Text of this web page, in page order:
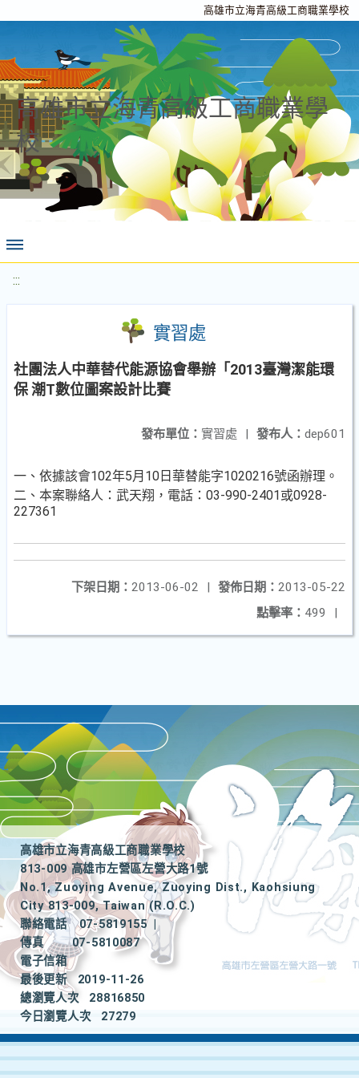
高雄市立海青高級工商職業學校
高雄市立海青高級工商職業學
校
:::
實習處
社團法人中華替代能源協會舉辦「2013臺灣潔能環
保 潮T數位圖案設計比賽
發布人： dep601
發布單位： 實習處 |
一、依據該會102年5月10日華替能字1020216號函辦理。
二、本案聯絡人：武天翔，電話：03-990-2401或0928-
227361
發佈日期： 2013-05-22
下架日期： 2013-06-02
|
點擊率： 499 |
高雄市立海青高級工商職業學校
813-009 高雄市左營區左營大路1號
No.1, Zuoying Avenue, Zuoying Dist., Kaohsiung
City 813-009, Taiwan (R.O.C.)
聯絡電話
07-5819155
|
傳真
07-5810087
電子信箱
最後更新
2019-11-26
總瀏覽人次
28816850
今日瀏覽人次
27279